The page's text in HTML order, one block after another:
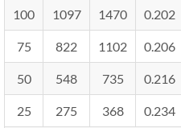
100 1097 1470 0.202
75 822 1102 0.206
50 548 735 0.216
25 275 368 0.234